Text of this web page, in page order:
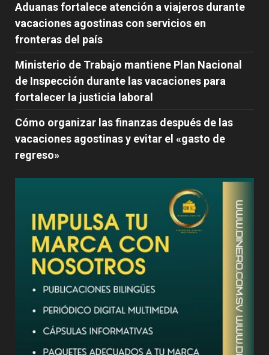
Aduanas fortalece atención a viajeros durante
vacaciones agostinas con servicios en
fronteras del país
Ministerio de Trabajo mantiene Plan Nacional
de Inspección durante las vacaciones para
fortalecer la justicia laboral
Cómo organizar las finanzas después de las
vacaciones agostinas y evitar el «gasto de
regreso»